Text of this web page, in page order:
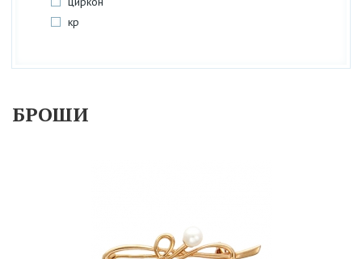
кр
БРОШИ
БРОШЬ ЖЕМЧУГ 01Ш310014